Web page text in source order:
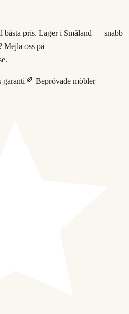
bästa pris. Lager i Småland — snabb
Mejla oss på
garanti
Beprövade möbler